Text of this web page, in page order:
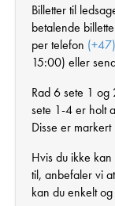
Billetter til
betalende
per telefon
15:00) eller
Rad 6 sete 1 og
sete 1-4 er holt
Disse er
Hvis du ikke
til, anbefaler vi
kan du enkelt